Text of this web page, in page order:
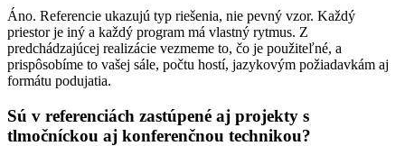
Áno. Referencie ukazujú typ riešenia, nie pevný vzor. Každý
priestor je iný a každý program má vlastný rytmus. Z
predchádzajúcej realizácie vezmeme to, čo je použiteľné, a
prispôsobíme to vašej sále, počtu hostí, jazykovým požiadavkám aj
formátu podujatia.
Sú v referenciách zastúpené aj projekty s
tlmočníckou aj konferenčnou technikou?